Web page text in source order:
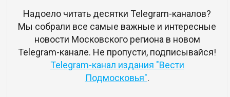
Надоело читать десятки Telegram-каналов?
Мы собрали все самые важные и интересные
новости Московского региона в новом
Telegram-канале. Не пропусти, подписывайся!
Telegram-канал издания "Вести
Подмосковья".